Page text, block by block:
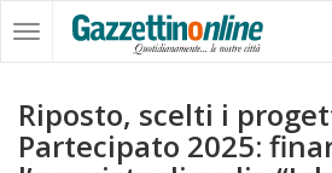
Riposto, scelti i
Partecipato 2025: